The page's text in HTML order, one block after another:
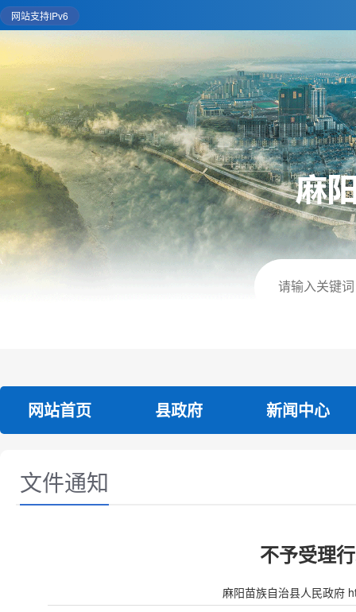
网站支持IPv6
网站首页 县政府 新闻中心
文件通知
不予受理
麻阳苗族自治县人民政府